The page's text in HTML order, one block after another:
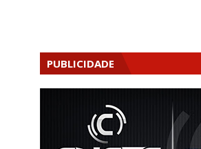
PUBLICIDADE